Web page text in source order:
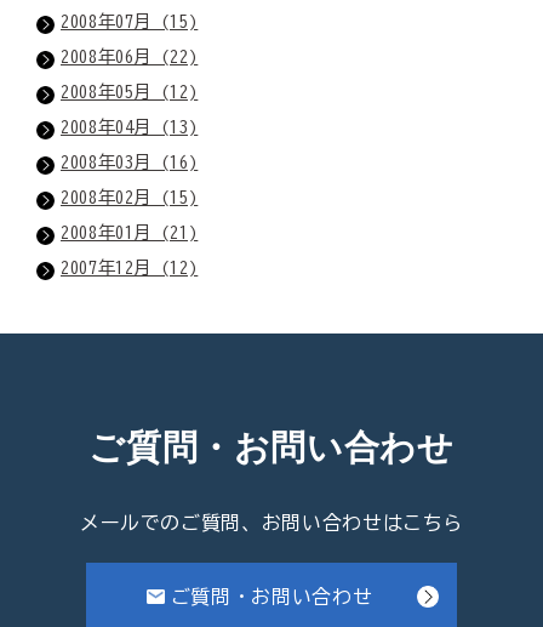
2008年07月 (15)
2008年06月 (22)
2008年05月 (12)
2008年04月 (13)
2008年03月 (16)
2008年02月 (15)
2008年01月 (21)
2007年12月 (12)
ご質問・お問い合わせ
メールでのご質問、お問い合わせはこちら
ご質問・お問い合わせ